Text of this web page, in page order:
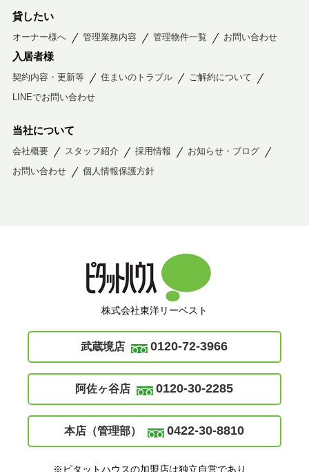
貸したい
オーナー様へ 管理業務内容 管理物件一覧 お問い合わせ
入居者様
契約内容・更新等 住まいのトラブル
ご解約について
LINEでお問い合わせ
当社について
会社概要 スタッフ紹介 採用情報
お知らせ・ブログ
お問い合わせ
個人情報保護方針
株式会社東洋リーベスト
武蔵境店 0120-72-3966
阿佐ヶ谷店 0120-30-2285
本店（管理部） 0422-30-8810
※ピタットハウスの加盟店は独立自営であり、